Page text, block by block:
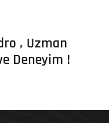
, Uzman
Deneyim !